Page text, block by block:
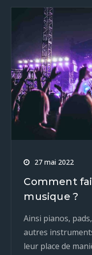
27 mai 2022
Comment
musique ?
Ainsi pianos,
autres
leur place de